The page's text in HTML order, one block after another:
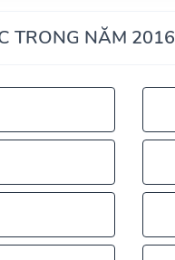
TRONG NĂM 2016